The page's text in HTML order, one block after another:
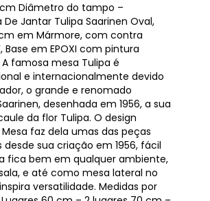
Diâmetro do tampo –
De Jantar Tulipa Saarinen Oval,
em Mármore, com contra
Base em EPOXI com pintura
famosa mesa Tulipa é
e internacionalmente devido
o grande e renomado
desenhada em 1956, a sua
da flor Tulipa. O design
faz dela umas das peças
sua criação em 1956, fácil
fica bem em qualquer ambiente,
e até como mesa lateral no
versatilidade. Medidas por